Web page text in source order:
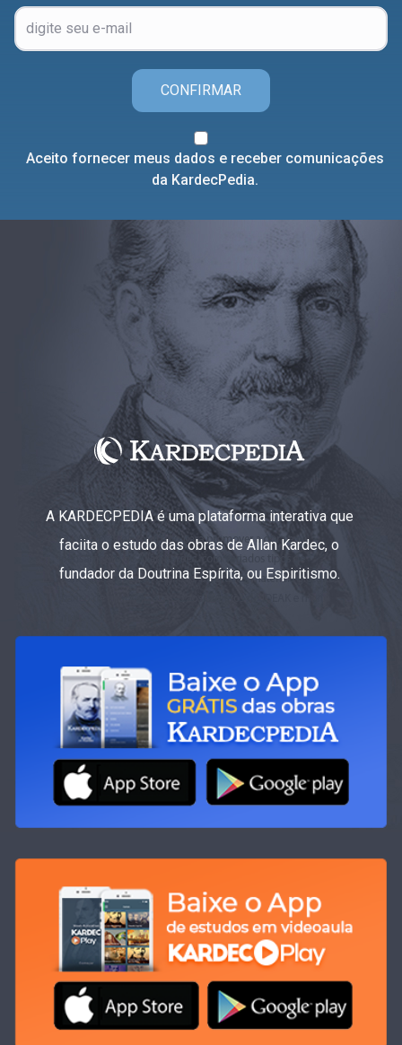
CONFIRMAR
Aceito fornecer meus dados e receber comunicações
da KardecPedia.
A KARDECPEDIA é uma plataforma interativa que
faciita o estudo das obras de Allan Kardec, o
fundador da Doutrina Espírita, ou Espiritismo.